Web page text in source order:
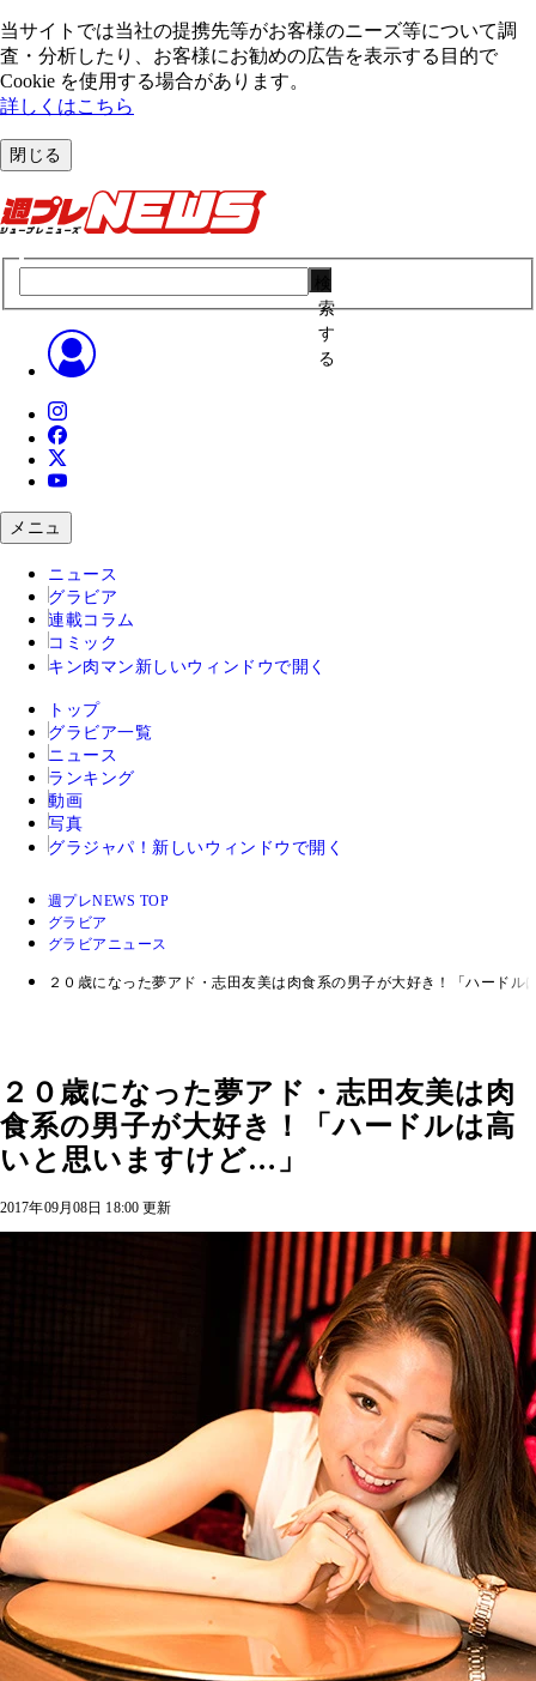
当サイトでは当社の提携先等がお客様のニーズ等について調
査・分析したり、お客様にお勧めの広告を表⽰する⽬的で
Cookie を使⽤する場合があります。
詳しくはこちら
閉じる
索
す
る
メニュ
ニュース
グラビア
連載コラム
コミック
キン肉マン 新しいウィンドウで開く
トップ
グラビア一覧
ニュース
ランキング
動画
写真
グラジャパ！ 新しいウィンドウで開く
週プレNEWS TOP
グラビア
グラビアニュース
２０歳になった夢アド・志田友美は肉食系の男子が大好き！「ハード
２０歳になった夢アド・志田友美は肉
食系の男子が大好き！「ハードルは高
いと思いますけど…」
2017年09月08日 18:00 更新